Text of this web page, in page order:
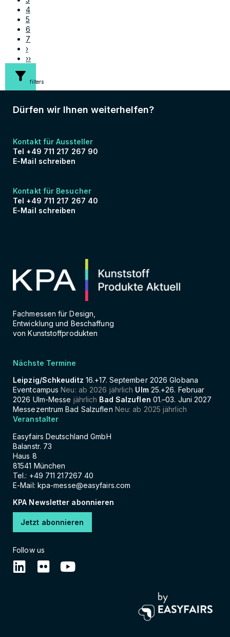
4
5
6
7
›
››
filters
Dürfen wir Ihnen weiterhelfen?
Kontakt für Aussteller
Tel +49 711 217 267 90
E-Mail schreiben
Kontakt für Besucher
Tel +49 711 217 267 40
E-Mail schreiben
Fachmessen für Design,
Entwicklung und Beschaffung
von Kunststoffprodukten
Nächste Termine
Leipzig/Schkeuditz 16.+17. September 2026 Globana
EventcampusNeu: ab 2026 jährlich Ulm25.+26. Februar
2026 Ulm-Messe jährlich Bad Salzuflen 01.–03. Juni 2027
Messezentrum Bad Salzuflen Neu: ab 2025 jährlich
Veranstalter
Easyfairs Deutschland GmbH
Balanstr. 73
Haus 8
81541 München
Tel.: +49 711 217267 40
E-Mail: kpa-messe@easyfairs.com
KPA Newsletter abonnieren
Jetzt abonnieren
Follow us